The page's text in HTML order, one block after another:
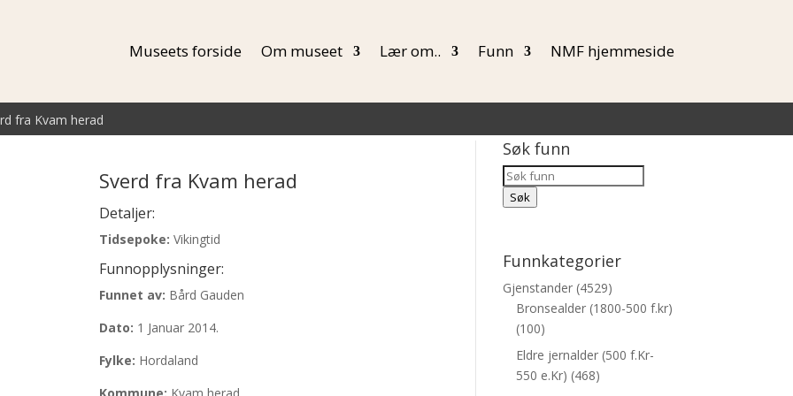
Museets forside Om museet Lær om.. Funn NMF hjemmeside
fra Kvam herad
Sverd fra Kvam herad
Detaljer:
Tidsepoke: Vikingtid
Funnopplysninger:
Funnet av: Bård Gauden
Dato: 1 Januar 2014.
Fylke: Hordaland
Kommune: Kvam herad
Søk funn
Products
Søk
Søk
Funnkategorier
Gjenstander (4529)
Bronsealder (1800-500 f.kr)
(100)
Eldre jernalder (500 f.Kr-
550 e.Kr) (468)